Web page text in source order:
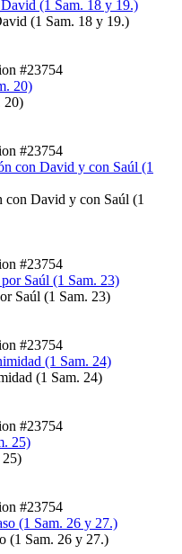
(1 Sam. 18 y 19.)
(1 Sam. 18 y 19.)
#23754
20)
20)
#23754
con David y con Saúl (1
con David y con Saúl (1
#23754
Saúl (1 Sam. 23)
Saúl (1 Sam. 23)
#23754
(1 Sam. 24)
(1 Sam. 24)
#23754
25)
#23754
(1 Sam. 26 y 27.)
(1 Sam. 26 y 27.)